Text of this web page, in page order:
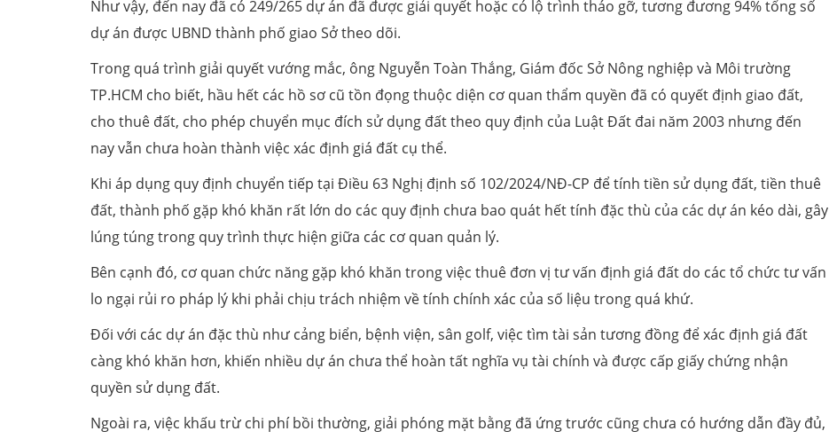
Như vậy, đến nay đã có 249/265 dự án đã được giải quyết hoặc có lộ trình tháo gỡ, tương đương 94% tổng số
dự án được UBND thành phố giao Sở theo dõi.
Trong quá trình giải quyết vướng mắc, ông Nguyễn Toàn Thắng, Giám đốc Sở Nông nghiệp và Môi trường
TP.HCM cho biết, hầu hết các hồ sơ cũ tồn đọng thuộc diện cơ quan thẩm quyền đã có quyết định giao đất,
cho thuê đất, cho phép chuyển mục đích sử dụng đất theo quy định của Luật Đất đai năm 2003 nhưng đến
nay vẫn chưa hoàn thành việc xác định giá đất cụ thể.
Khi áp dụng quy định chuyển tiếp tại Điều 63 Nghị định số 102/2024/NĐ-CP để tính tiền sử dụng đất, tiền thuê
đất, thành phố gặp khó khăn rất lớn do các quy định chưa bao quát hết tính đặc thù của các dự án kéo dài, gây
lúng túng trong quy trình thực hiện giữa các cơ quan quản lý.
Bên cạnh đó, cơ quan chức năng gặp khó khăn trong việc thuê đơn vị tư vấn định giá đất do các tổ chức tư vấn
lo ngại rủi ro pháp lý khi phải chịu trách nhiệm về tính chính xác của số liệu trong quá khứ.
Đối với các dự án đặc thù như cảng biển, bệnh viện, sân golf, việc tìm tài sản tương đồng để xác định giá đất
càng khó khăn hơn, khiến nhiều dự án chưa thể hoàn tất nghĩa vụ tài chính và được cấp giấy chứng nhận
quyền sử dụng đất.
Ngoài ra, việc khấu trừ chi phí bồi thường, giải phóng mặt bằng đã ứng trước cũng chưa có hướng dẫn đầy đủ,